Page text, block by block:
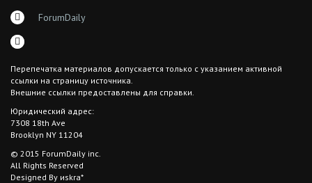
ForumDaily
Перепечатка материалов допускается только с указанием активной
ссылки на страницу источника.
Внешние ссылки предоставлены для справки.
Юридический адрес:
7308 18th Ave
Brooklyn NY 11204
© 2015 ForumDaily inc.
All Rights Reserved
Designed By иskra*